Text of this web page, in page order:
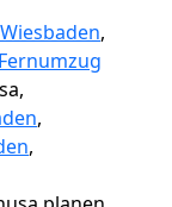
,
Fernumzug
,
,